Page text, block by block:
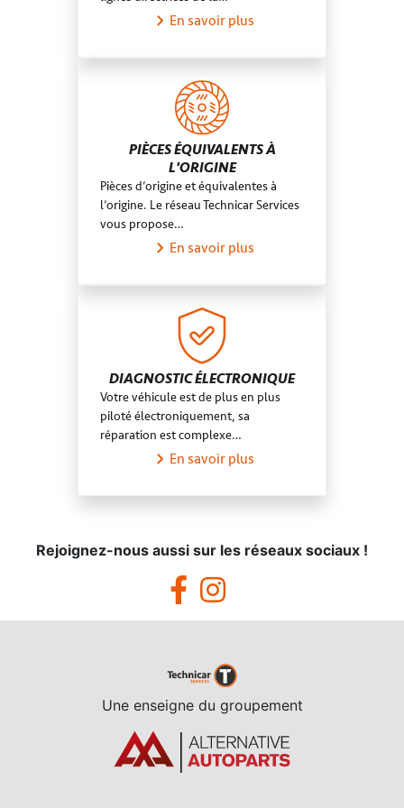
En savoir plus
PIÈCES ÉQUIVALENTS À
L'ORIGINE
Pièces d’origine et équivalentes à
l’origine. Le réseau Technicar Services
vous propose…
En savoir plus
DIAGNOSTIC ÉLECTRONIQUE
Votre véhicule est de plus en plus
piloté électroniquement, sa
réparation est complexe…
En savoir plus
Rejoignez-nous aussi sur les réseaux sociaux !
Une enseigne du groupement